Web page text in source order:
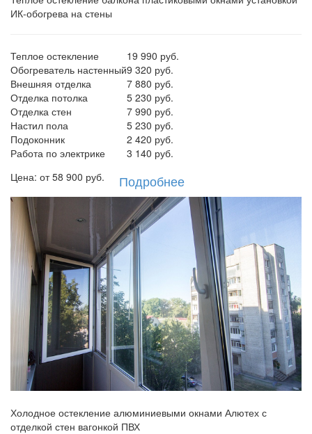
ИК-обогрева на стены
Теплое остекление
19 990 руб.
Обогреватель настенный9 320 руб.
Внешняя отделка
7 880 руб.
Отделка потолка
5 230 руб.
Отделка стен
7 990 руб.
Настил пола
5 230 руб.
Подоконник
2 420 руб.
Работа по электрике
3 140 руб.
Цена: от58 900 руб. Подробнее
Холодное остекление алюминиевыми окнами Алютех с
отделкой стен вагонкой ПВХ